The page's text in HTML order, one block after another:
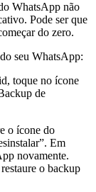
WhatsApp não
Pode ser que
do zero.
seu WhatsApp:
toque no ícone
de
o ícone do
Em
novamente.
o backup